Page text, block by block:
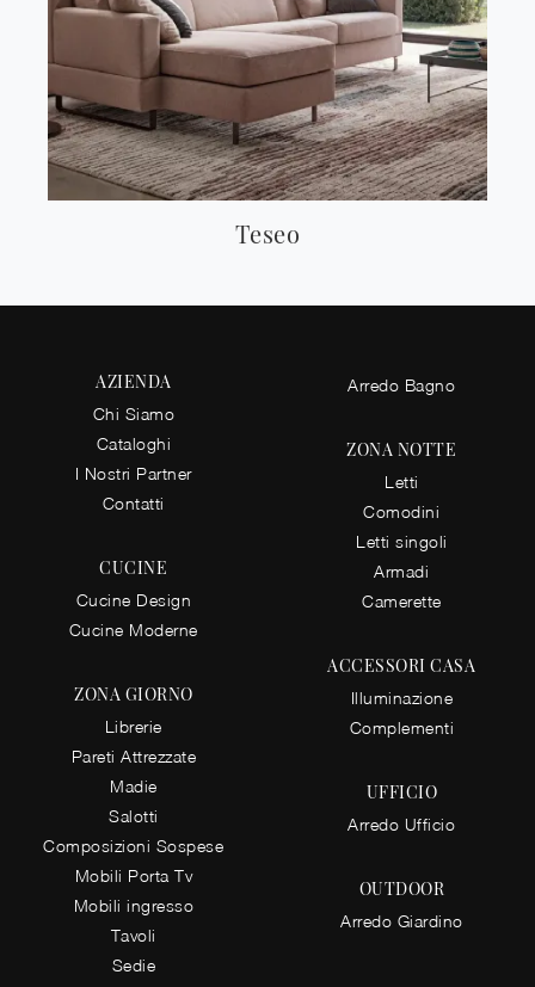
Teseo
AZIENDA
Chi Siamo
Cataloghi
I Nostri Partner
Contatti
CUCINE
Cucine Design
Cucine Moderne
ZONA GIORNO
Librerie
Pareti Attrezzate
Madie
Salotti
Composizioni Sospese
Mobili Porta Tv
Mobili ingresso
Tavoli
Sedie
Arredo Bagno
ZONA NOTTE
Letti
Comodini
Letti singoli
Armadi
Camerette
ACCESSORI CASA
Illuminazione
Complementi
UFFICIO
Arredo Ufficio
OUTDOOR
Arredo Giardino